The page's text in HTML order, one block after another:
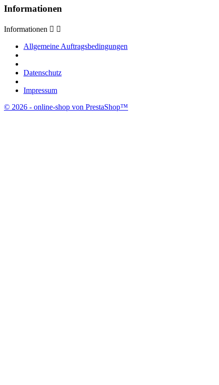
Informationen
Informationen  
Allgemeine Auftragsbedingungen
Datenschutz
Impressum
© 2026 - online-shop von PrestaShop™